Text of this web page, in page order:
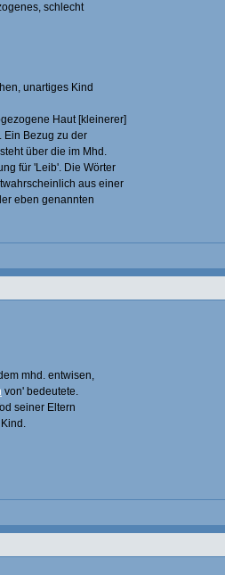
schlecht
unartiges Kind
Haut [kleinerer]
Ein Bezug zu der
über die im Mhd.
für 'Leib'. Die Wörter
aus einer
eben genannten
mhd. entwisen,
von' bedeutete.
seiner Eltern